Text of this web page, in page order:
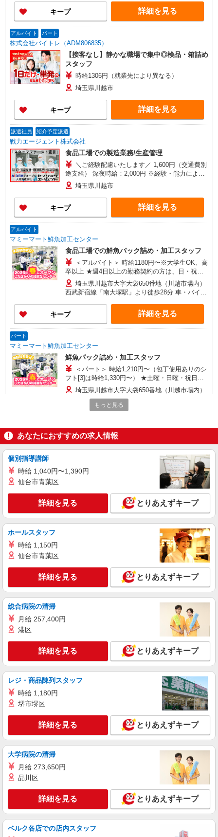
キープ 詳細を見る
アルバイト パート
株式会社バイトレ（ADM806835）
【接客なし】静かな職場で集中◎検品・箱詰め
スタッフ
時給1306円（就業先により異なる）
埼玉県川越市
キープ 詳細を見る
派遣社員 紹介予定派遣
戦力エージェント株式会社
食品工場での製造業務/生産管理
＼ご経験配慮いたします／ 1,600円（交通費別
途支給） 深夜時給：2,000円 ※経験・能力により
異なる埼玉県川越市
キープ 詳細を見る
アルバイト
マミーマート鮮魚加工センター
食品工場での鮮魚パック詰め・加工スタッフ
＜アルバイト＞ 時給1180円〜※大学生OK、高
卒以上 ★週4日以上の勤務契約の方は、日・祝日
は時給100円ＵＰ！
埼玉県川越市大字大袋650番地（川越市場内）
西武新宿線「南大塚駅」より徒歩28分 車・バイ
キープ 詳細を見る
パート
マミーマート鮮魚加工センター
鮮魚パック詰め・加工スタッフ
＜パート＞ 時給1,210円〜（包丁使用ありのシ
フト[3]は時給1,330円〜） ★土曜・日曜・祝日は
時給100円ＵＰ！
埼玉県川越市大字大袋650番地（川越市場内）
車・バイク・自転車通勤可（無料駐車場あり）
＜パート＞ 時給1310円〜 ★土曜・日曜・祝日
埼玉県川越市大字大袋650番地（川越市場内）
★車・バイク・自転車通勤可★
詳細を見る
正社員
くらづくり本舗 第三工場
キャリアを育てる和菓子製造スタッフ
月給186,000円〜230,000円 ※経験等により相
談 ※試用期間3ヶ月有(同条件)
■くらづくり本舗 第三工場 埼玉県川越市古谷
（埼玉県川越市久保町5番地3） 第二工場（埼玉県
川越市西小仙波町1-6-3） の製造工場があります。
状況によっては、工場間異動もございますので、
その際は事前に相談に応じます。
詳細を見る
彩裕フーズ株式会社
惣菜部門での製造・加工
月給220,000円〜280,000円 ※経験・能力によ
埼玉県川越市大字大袋592（川越卸売市場内）
詳細を見る
もっと見る
あなたにおすすめの求人情報
個別指導講師
時給 1,040円〜1,390円
仙台市青葉区
詳細を見る とりあえずキープ
ホールスタッフ
時給 1,150円
仙台市青葉区
詳細を見る とりあえずキープ
総合病院の清掃
月給 257,400円
港区
詳細を見る とりあえずキープ
レジ・商品陳列スタッフ
時給 1,180円
堺市堺区
詳細を見る とりあえずキープ
大学病院の清掃
月給 273,650円
品川区
詳細を見る とりあえずキープ
ベルク各店での店内スタッフ